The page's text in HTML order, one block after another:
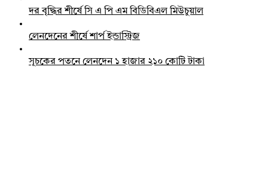
দর বৃদ্ধির শীর্ষে সি এ পি এম বিডিবিএল মিউচুয়াল
লেনদেনের শীর্ষে শার্প ইন্ডাস্ট্রিজ
সূচকের পতনে লেনদেন ১ হাজার ২১০ কোটি টাকা